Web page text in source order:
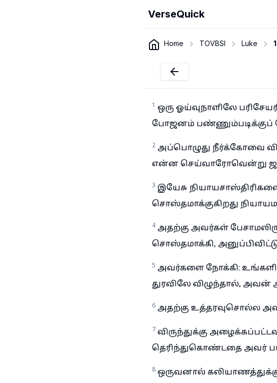
VerseQuick
Home TOVBSI Luke
1 ஒரு ஓய்வுநாளிலே
போஜனம் பண்ணும்படிக்குப்
2 அப்பொழுது நீர்க்கோவை
என்ன செய்வாரோவென்று
3 இயேசு
சொஸ்தமாக்குகிறது
4 அதற்கு அவர்கள்
சொஸ்தமாக்கி,
5 அவர்களை நோக்கி:
துரவிலே விழுந்தால்,
6 அதற்கு உத்தரவுசொல்ல
7 விருந்துக்கு
தெரிந்துகொண்டதை அவர்
8 ஒருவனால்